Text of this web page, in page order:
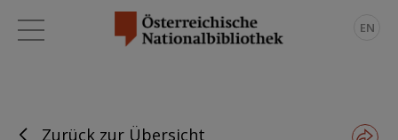
EN
Zurück zur Übersicht